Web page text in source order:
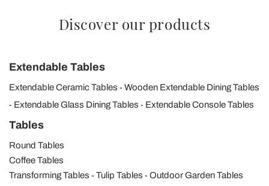
Discover our products
Extendable Tables
Extendable Ceramic Tables
Wooden Extendable Dining Tables
Extendable Glass Dining Tables
Extendable Console Tables
Tables
Round Tables
Coffee Tables
Transforming Tables
Tulip Tables Outdoor Garden Tables